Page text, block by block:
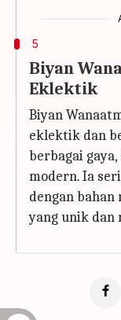
5
Biyan
Eklektik
Biyan
eklektik dan
berbagai
modern. Ia
dengan
yang unik dan